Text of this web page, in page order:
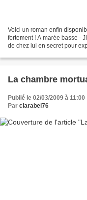
Voici un roman enfin
fortement ! A marée basse -
de chez lui en secret pour
La chambre
Publié le 02/03/2009 à 11:00
Par clarabel76